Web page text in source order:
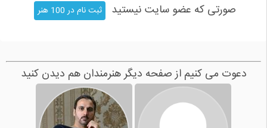
صورتی که عضو سایت نیستید
ثبت نام در 100 هنر
دعوت می کنیم از صفحه دیگر هنرمندان هم دیدن کنید